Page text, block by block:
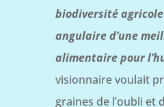
biodiversité
angulaire d’une
alimentaire pour
visionnaire voulait
graines de l’oubli et